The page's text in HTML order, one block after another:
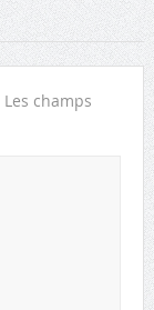
Les champs